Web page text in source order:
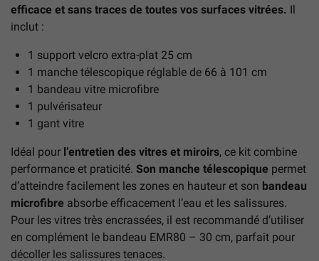
efficace et sans traces de toutes vos surfaces vitrées. Il
inclut :
1 support velcro extra-plat 25 cm
1 manche télescopique réglable de 66 à 101 cm
1 bandeau vitre microfibre
1 pulvérisateur
1 gant vitre
Idéal pour l’entretien des vitres et miroirs, ce kit combine
performance et praticité. Son manche télescopique permet
d’atteindre facilement les zones en hauteur et son bandeau
microfibre absorbe efficacement l’eau et les salissures.
Pour les vitres très encrassées, il est recommandé d’utiliser
en complément le bandeau EMR80 – 30 cm, parfait pour
décoller les salissures tenaces.